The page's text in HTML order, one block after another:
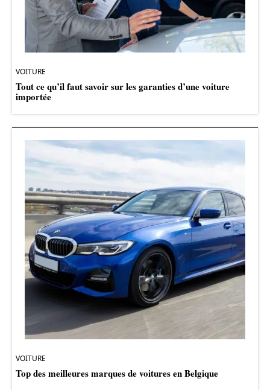
VOITURE
Tout ce qu’il faut savoir sur les garanties d’une voiture
importée
VOITURE
Top des meilleures marques de voitures en Belgique